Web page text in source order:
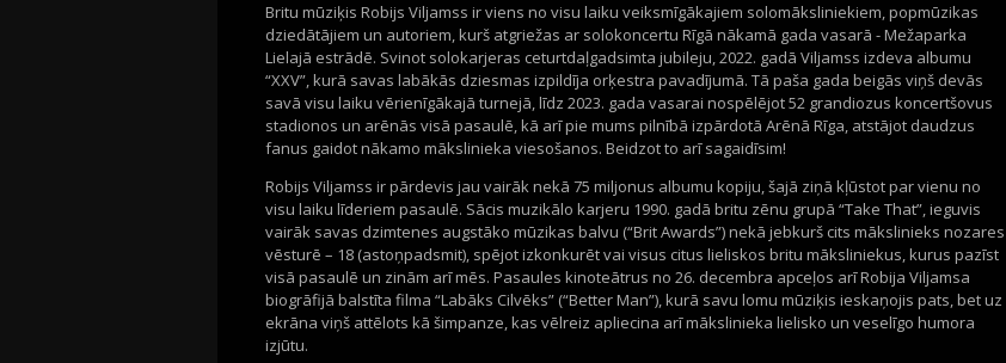
Britu mūziķis Robijs Viljamss ir viens no visu laiku veiksmīgākajiem solomāksliniekiem, popmūzikas
dziedātājiem un autoriem, kurš atgriežas ar solokoncertu Rīgā nākamā gada vasarā - Mežaparka
Lielajā estrādē. Svinot solokarjeras ceturtdaļgadsimta jubileju, 2022. gadā Viljamss izdeva albumu
“XXV”, kurā savas labākās dziesmas izpildīja orķestra pavadījumā. Tā paša gada beigās viņš devās
savā visu laiku vērienīgākajā turnejā, līdz 2023. gada vasarai nospēlējot 52 grandiozus koncertšovus
stadionos un arēnās visā pasaulē, kā arī pie mums pilnībā izpārdotā Arēnā Rīga, atstājot daudzus
fanus gaidot nākamo mākslinieka viesošanos. Beidzot to arī sagaidīsim!
Robijs Viljamss ir pārdevis jau vairāk nekā 75 miljonus albumu kopiju, šajā ziņā kļūstot par vienu no
visu laiku līderiem pasaulē. Sācis muzikālo karjeru 1990. gadā britu zēnu grupā “Take That”, ieguvis
vairāk savas dzimtenes augstāko mūzikas balvu (“Brit Awards”) nekā jebkurš cits mākslinieks nozares
vēsturē – 18 (astoņpadsmit), spējot izkonkurēt vai visus citus lieliskos britu māksliniekus, kurus pazīst
visā pasaulē un zinām arī mēs. Pasaules kinoteātrus no 26. decembra apceļos arī Robija Viljamsa
biogrāfijā balstīta filma “Labāks Cilvēks” (“Better Man”), kurā savu lomu mūziķis ieskaņojis pats, bet uz
ekrāna viņš attēlots kā šimpanze, kas vēlreiz apliecina arī mākslinieka lielisko un veselīgo humora
izjūtu.